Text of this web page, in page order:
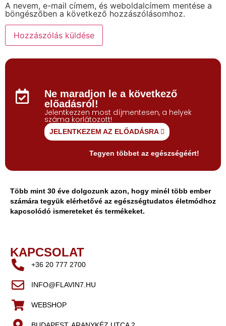
A nevem, e-mail címem, és weboldalcímem mentése a
böngészőben a következő hozzászólásomhoz.
Tegyen többet az egészségéért!
Ne maradjon le a következő
előadásról!
Jelentkezzen most díjmentesen, a helyek
száma korlátozott!
JELENTKEZEM AZ ELŐADÁSRA
Több mint 30 éve dolgozunk azon, hogy minél több ember
számára tegyük elérhetővé az egészségtudatos életmódhoz
kapcsolódó ismereteket és termékeket.
KAPCSOLAT
+36 20 777 2700
INFO@FLAVIN7.HU
WEBSHOP